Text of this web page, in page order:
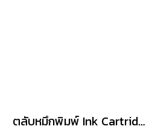
ตลับหมึกพิมพ์ Ink Cartridge HP 955XL